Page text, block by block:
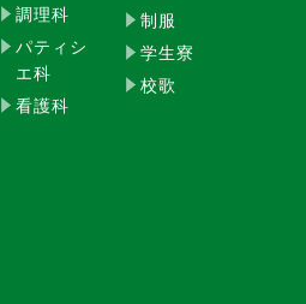
調理科
パティシ
エ科
看護科
制服
学生寮
校歌